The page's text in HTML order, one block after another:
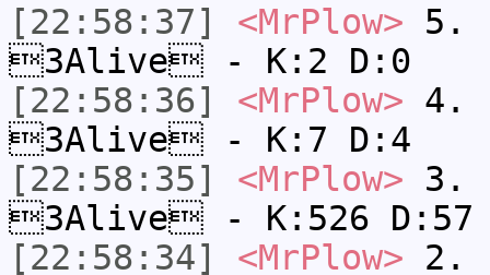
[22:58:37]
<MrPlow> 5.
3Alive - K:2 D:0
[22:58:36]
<MrPlow> 4.
3Alive - K:7 D:4
[22:58:35]
<MrPlow> 3.
3Alive - K:526 D:57
[22:58:34]
<MrPlow> 2.